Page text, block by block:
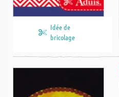
Idée de
bricolage